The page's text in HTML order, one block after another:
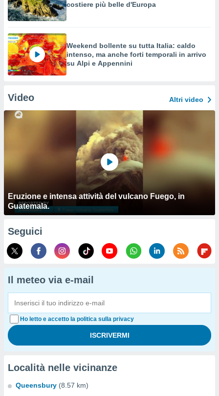
costiere più belle d'Europa
Weekend bollente su tutta Italia: caldo
intenso, ma anche forti temporali in arrivo
su Alpi e Appennini
Video Altri video
Eruzione e intensa attività del vulcano Fuego, in
Guatemala.
Seguici
Il meteo via e-mail
Ho letto e accetto la politica sulla privacy
Località nelle vicinanze
Queensbury (8.57 km)